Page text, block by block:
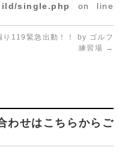
single.php
on line
り119緊急出動！！ by ゴルフ
練習場 →
わせはこちらからご